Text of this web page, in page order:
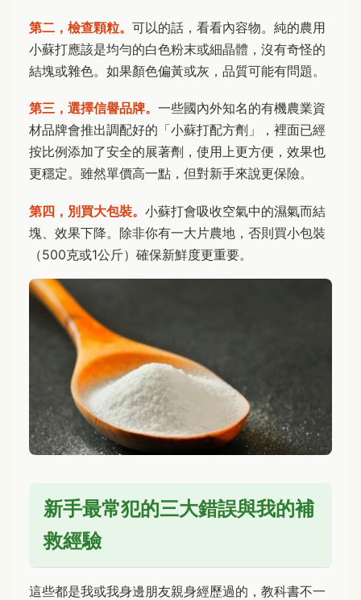
第二，檢查顆粒。 可以的話，看看內容物。純的農用
小蘇打應該是均勻的白色粉末或細晶體，沒有奇怪的
結塊或雜色。如果顏色偏黃或灰，品質可能有問題。
第三，選擇信譽品牌。 一些國內外知名的有機農業資
材品牌會推出調配好的「小蘇打配方劑」，裡面已經
按比例添加了安全的展著劑，使用上更方便，效果也
更穩定。雖然單價高一點，但對新手來說更保險。
第四，別買大包裝。 小蘇打會吸收空氣中的濕氣而結
塊、效果下降。除非你有一大片農地，否則買小包裝
（500克或1公斤）確保新鮮度更重要。
新手最常犯的三大錯誤與我的補
救經驗
這些都是我或我身邊朋友親身經歷過的，教科書不一